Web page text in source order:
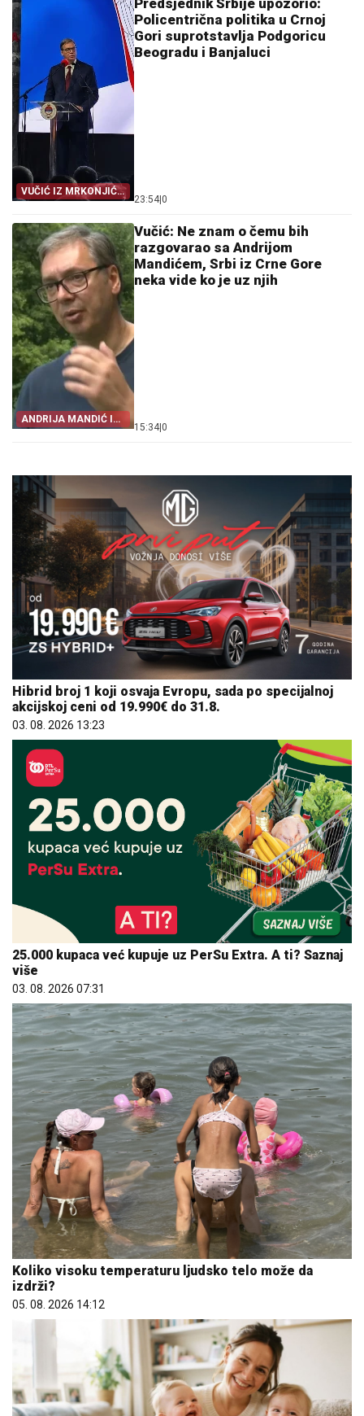
VUČIĆ IZ MRKONJIĆ
GRADA
Policentrična politika u Crnoj
Gori suprotstavlja Podgoricu
Beogradu i Banjaluci
23:54|0
ANDRIJA MANDIĆ I
VLAST U PODGORICI
Vučić: Ne znam o čemu bih
razgovarao sa Andrijom
Mandićem, Srbi iz Crne Gore
neka vide ko je uz njih
15:34|0
Hibrid broj 1 koji osvaja Evropu, sada po specijalnoj
akcijskoj ceni od 19.990€ do 31.8.
03. 08. 2026 13:23
25.000 kupaca već kupuje uz PerSu Extra. A ti? Saznaj
više
03. 08. 2026 07:31
Koliko visoku temperaturu ljudsko telo može da
izdrži?
05. 08. 2026 14:12